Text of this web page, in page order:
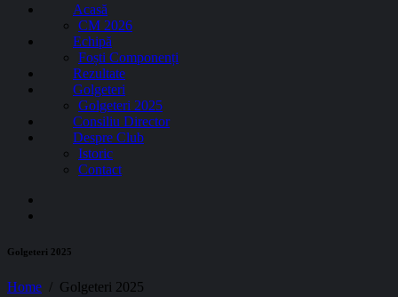
Acasă
CM 2026
Echipă
Foști Componenți
Rezultate
Golgeteri
Golgeteri 2025
Consiliu Director
Despre Club
Istoric
Contact
Golgeteri 2025
Home Golgeteri 2025